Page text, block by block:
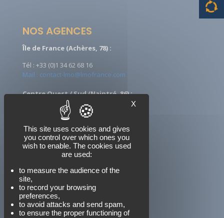
NOS AGENCES
Île de France (Achères, 78) :
Tél : +33 (0)1 34 62 68 16
Mail : contact-lmo@lmofrance.com
Centre Ouest / Sud (Naintré, 86) :
Tél : +33 (0)5 49 90 08 09
Mail : ccontact-lmo@lmofrance.com
NOUS SUIVRE
X
This site uses cookies and gives
you control over which ones you
wish to enable. The cookies used
are used:
to measure the audience of the
site,
to record your browsing
preferences,
to avoid attacks and send spam,
to ensure the proper functioning of